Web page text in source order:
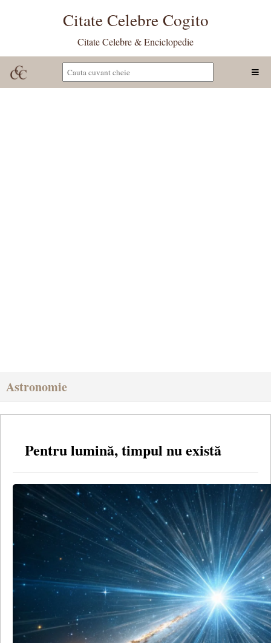
Citate Celebre Cogito
Citate Celebre & Enciclopedie
Astronomie
Pentru lumină, timpul nu există